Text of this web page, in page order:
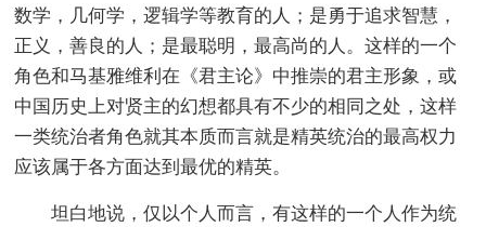
数学，几何学，逻辑学等教育的人；是勇于追求智慧，
正义，善良的人；是最聪明，最高尚的人。这样的一个
角色和马基雅维利在《君主论》中推崇的君主形象，或
中国历史上对贤主的幻想都具有不少的相同之处，这样
一类统治者角色就其本质而言就是精英统治的最高权力
应该属于各方面达到最优的精英。
坦白地说，仅以个人而言，有这样的一个人作为统